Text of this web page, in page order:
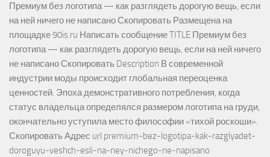
Премиум без логотипа — как разглядеть дорогую вещь, если
на ней ничего не написано Скопировать Размещена на
площадке 90is.ru Написать сообщение TITLE Премиум без
логотипа — как разглядеть дорогую вещь, если на ней ничего
не написано Скопировать Description В современной
индустрии моды происходит глобальная переоценка
ценностей. Эпоха демонстративного потребления, когда
статус владельца определялся размером логотипа на груди,
окончательно уступила место философии «тихой роскоши».
Скопировать Адрес url premium-bez-logotipa-kak-razglyadet-
doroguyu-veshch-esli-na-ney-nichego-ne-napisano